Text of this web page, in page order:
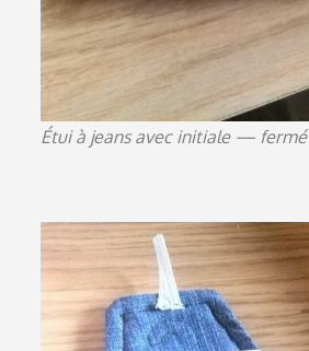
Étui à jeans avec initiale — fermé